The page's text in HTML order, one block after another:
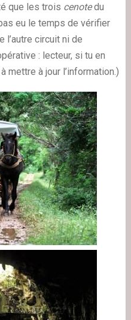
que les trois cenotedu
eu le temps de vérifier
l’autre circuit ni de
: lecteur, si tu en
mettre à jour l’information.)